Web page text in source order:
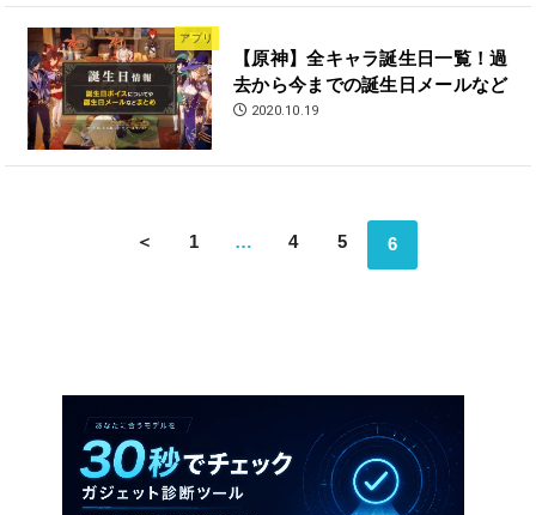
アプリ
【原神】全キャラ誕生日一覧！過
去から今までの誕生日メールなど
2020.10.19
＜ 1 … 4 5 6